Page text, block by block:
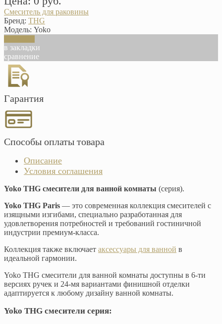
Смеситель для раковины
Бренд: THG
Модель: Yoko
в закладки
сравнение
Гарантия
Способы оплаты товара
Описание
Условия соглашения
Yoko THG смесители для ванной комнаты (серия).
Yoko THG Paris — это современная коллекция смесителей с
изящными изгибами, специально разработанная для
удовлетворения потребностей и требований гостиничной
индустрии премиум-класса.
Коллекция также включает аксессуары для ванной в
идеальной гармонии.
Yoko THG смесители для ванной комнаты доступны в 6-ти
версиях ручек и 24-мя вариантами финишной отделки
адаптируется к любому дизайну ванной комнаты.
Yoko THG смесители серия: